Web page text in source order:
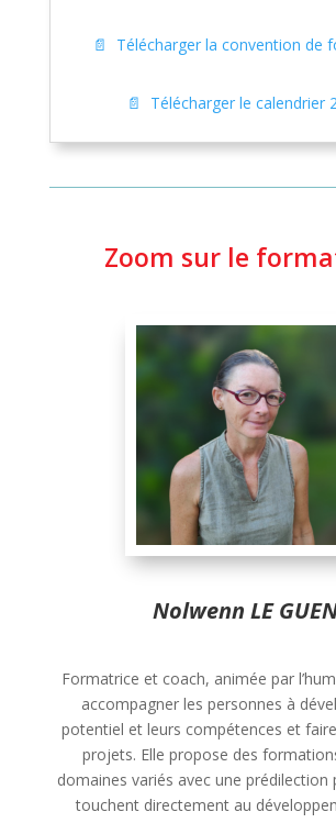
📄 Télécharger la convention de
📄 Télécharger le calendrier
Zoom sur le
Nolwenn LE
Formatrice et coach, animée par
accompagner les personnes à
potentiel et leurs compétences et
projets. Elle propose des
domaines variés avec une prédilection
touchent directement au